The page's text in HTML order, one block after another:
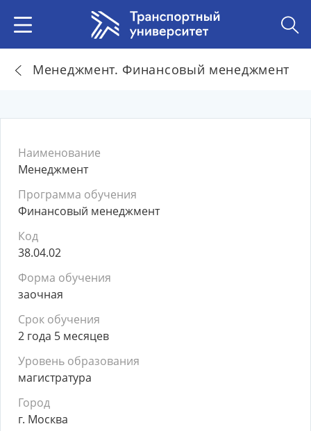
Менеджмент. Финансовый менеджмент
Наименование
Менеджмент
Программа обучения
Финансовый менеджмент
Код
38.04.02
Форма обучения
заочная
Срок обучения
2 года 5 месяцев
Уровень образования
магистратура
Город
г. Москва